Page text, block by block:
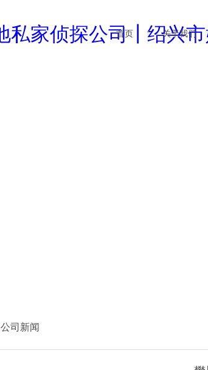
首页 关于我们
公司新闻